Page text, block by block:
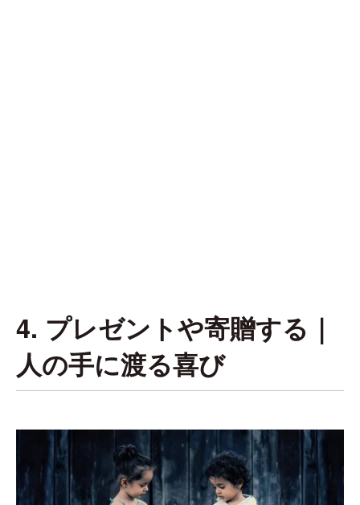
4. プレゼントや寄贈する｜
人の手に渡る喜び